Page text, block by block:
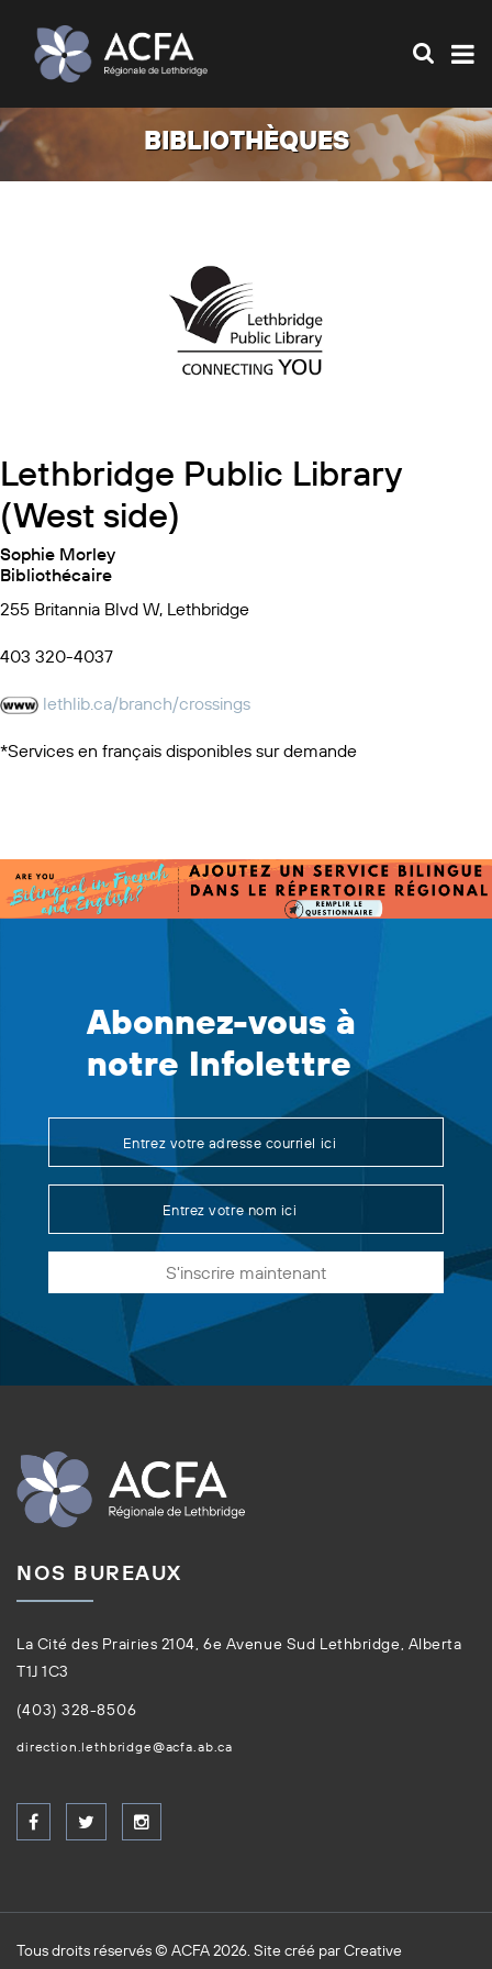
BIBLIOTHÈQUES
Lethbridge Public Library
(West side)
Sophie Morley
Bibliothécaire
255 Britannia Blvd W, Lethbridge
403 320-4037
lethlib.ca/branch/crossings
*Services en français disponibles sur demande
Abonnez-vous à
notre Infolettre
S'inscrire maintenant
NOS BUREAUX
La Cité des Prairies 2104, 6e Avenue Sud Lethbridge, Alberta
T1J 1C3
(403) 328-8506
direction.lethbridge@acfa.ab.ca
Tous droits réservés © ACFA 2026. Site créé parCreative